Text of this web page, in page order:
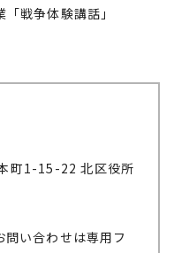
戦争体験講話」
町1-15-22 北区役所
い合わせは専用フ